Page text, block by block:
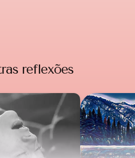
reflexões